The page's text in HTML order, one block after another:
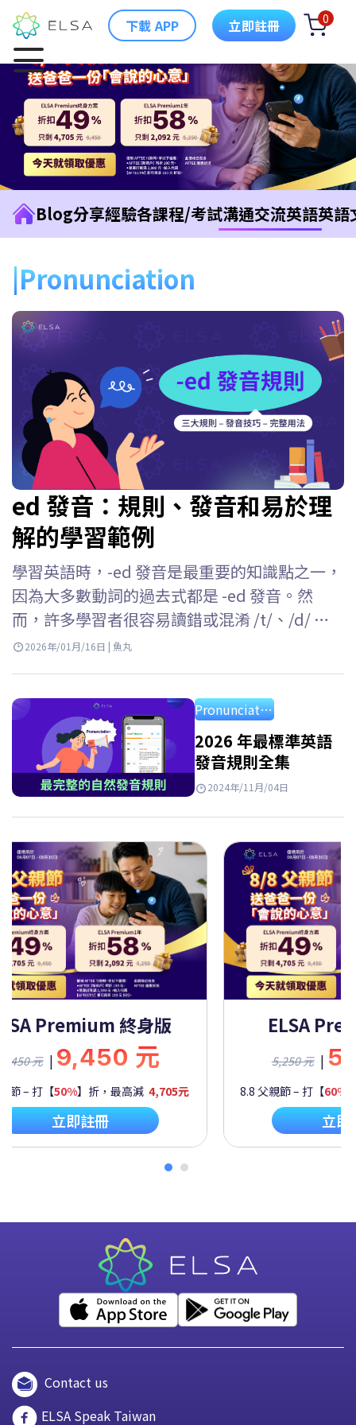
下載 APP 立即註冊 0
Blog分享經驗各課程/考試溝通交流英語英語
Pronunciation
ed 發音：規則、發音和易於理
解的學習範例
學習英語時，-ed 發音是最重要的知識點之一，
因為大多數動詞的過去式都是 -ed 發音。然
而，許多學習者很容易讀錯或混淆 /t/、/d/ 和 /
ɪd/ 這三種發音。 ELSA Speak 將幫助你理解英
Takeaways…
2026年/01月/16日 | 魚丸
Pronunciation
2026 年最標準英語
發音規則全集
2024年/11月/04日
Premium 終身版
9,450 元 | 9,450 元
節 – 打【50%】折，最高減 4,705元
立即註冊
ELSA
5,250 元 |
8.8 父親節 – 打【60%
立即
Contact us
ELSA Speak Taiwan